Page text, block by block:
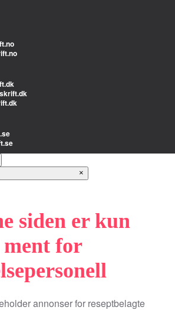
×
siden er kun
ment for
annonser for reseptbelagte